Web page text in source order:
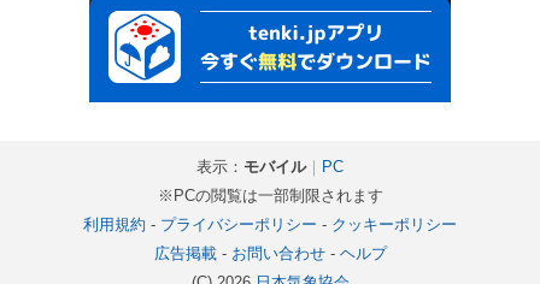
表示： モバイル｜
PC
※PCの閲覧は一部制限されます
利用規約 - プライバシーポリシー - クッキーポリシー
広告掲載- お問い合わせ- ヘルプ